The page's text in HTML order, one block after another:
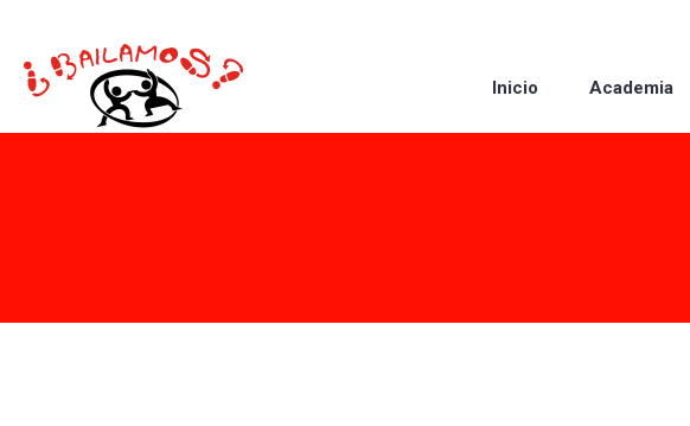
Inicio Academia